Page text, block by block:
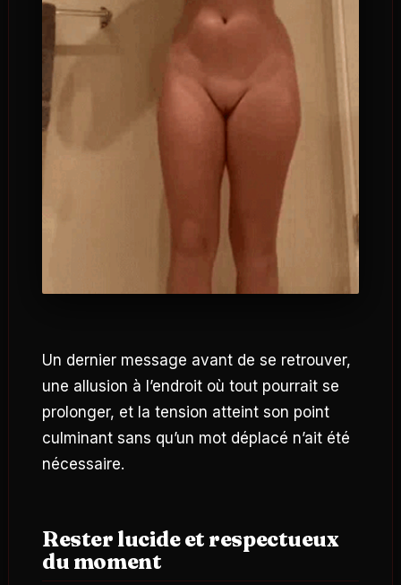
Un dernier message avant de se retrouver,
une allusion à l’endroit où tout pourrait se
prolonger, et la tension atteint son point
culminant sans qu’un mot déplacé n’ait été
nécessaire.
Rester lucide et respectueux
du moment